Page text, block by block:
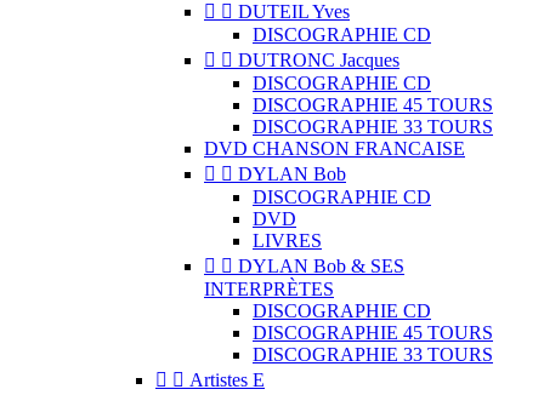
  DUTEIL Yves
DISCOGRAPHIE CD
  DUTRONC Jacques
DISCOGRAPHIE CD
DISCOGRAPHIE 45 TOURS
DISCOGRAPHIE 33 TOURS
DVD CHANSON FRANCAISE
  DYLAN Bob
DISCOGRAPHIE CD
DVD
LIVRES
  DYLAN Bob & SES
INTERPRÈTES
DISCOGRAPHIE CD
DISCOGRAPHIE 45 TOURS
DISCOGRAPHIE 33 TOURS
  Artistes E